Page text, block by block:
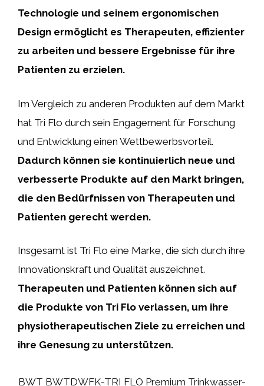
Technologie und seinem ergonomischen
Design ermöglicht es Therapeuten, effizienter
zu arbeiten und bessere Ergebnisse für ihre
Patienten zu erzielen.
Im Vergleich zu anderen Produkten auf dem Markt
hat Tri Flo durch sein Engagement für Forschung
und Entwicklung einen Wettbewerbsvorteil.
Dadurch können sie kontinuierlich neue und
verbesserte Produkte auf den Markt bringen,
die den Bedürfnissen von Therapeuten und
Patienten gerecht werden.
Insgesamt ist Tri Flo eine Marke, die sich durch ihre
Innovationskraft und Qualität auszeichnet.
Therapeuten und Patienten können sich auf
die Produkte von Tri Flo verlassen, um ihre
physiotherapeutischen Ziele zu erreichen und
ihre Genesung zu unterstützen.
BWT BWTDWFK-TRI FLO Premium Trinkwasser-